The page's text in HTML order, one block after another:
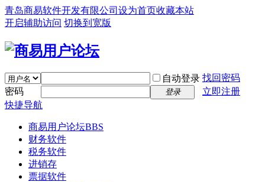
青岛商易软件开发有限公司 设为首页收藏本站
开启辅助访问 切换到宽版
自动登录 找回密码
密码
登录
立即注册
快捷导航
商易用户论坛BBS
财务软件
税务软件
进销存
票据软件